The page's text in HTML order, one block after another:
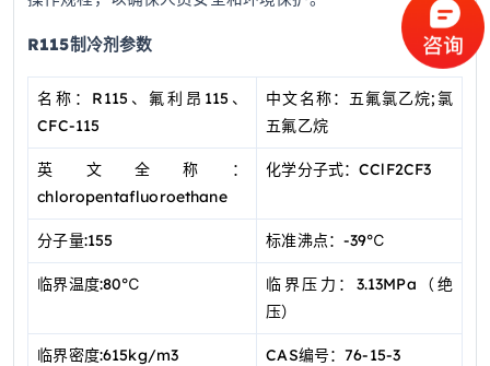
R115制冷剂参数
名称：R115、氟利昂115、
CFC-115
中文名称：五氟氯乙烷;氯
五氟乙烷
英文全称：
chloropentafluoroethane
化学分子式：CClF2CF3
分子量:155 标准沸点：-39℃
临界温度:80℃
临界压力：3.13MPa（绝
压）
临界密度:615kg/m3 CAS编号：76-15-3